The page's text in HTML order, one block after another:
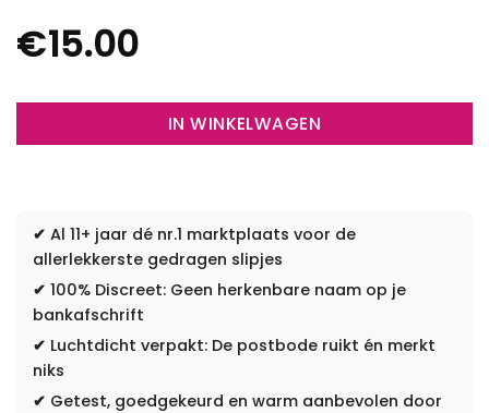
€15.00
IN WINKELWAGEN
✔ Al 11+ jaar dé nr.1 marktplaats voor de
allerlekkerste gedragen slipjes
✔ 100% Discreet: Geen herkenbare naam op je
bankafschrift
✔ Luchtdicht verpakt: De postbode ruikt én merkt
niks
✔ Getest, goedgekeurd en warm aanbevolen door